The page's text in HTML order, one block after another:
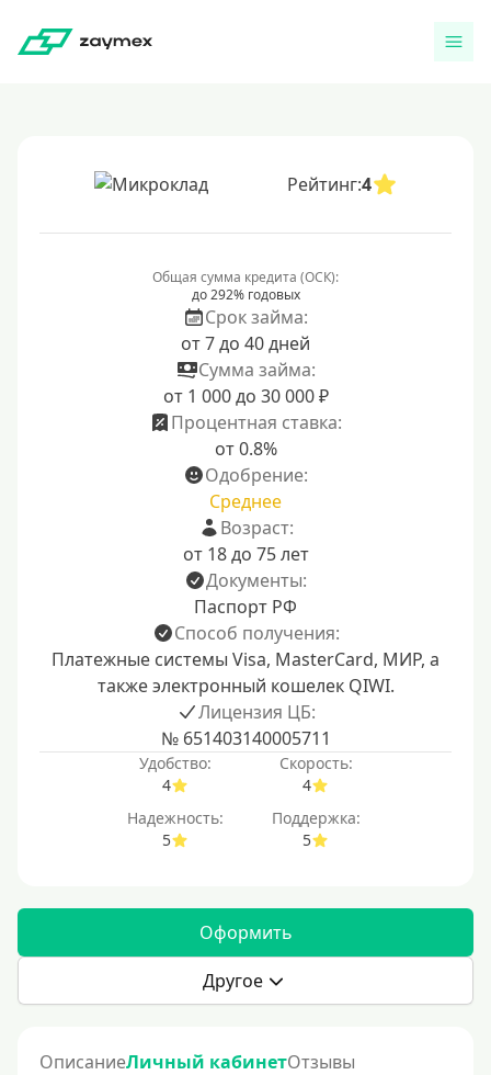
Рейтинг:4
Общая сумма кредита (ОСК):
до 292% годовых
Срок займа:
от 7 до 40 дней
Сумма займа:
от 1 000 до 30 000 ₽
Процентная ставка:
от 0.8%
Одобрение:
Среднее
Возраст:
от 18 до 75 лет
Документы:
Паспорт РФ
Способ получения:
Платежные системы Visa, MasterCard, МИР, а
также электронный кошелек QIWI.
Лицензия ЦБ:
№ 651403140005711
Удобство:
4
Скорость:
4
Надежность:
5
Поддержка:
5
Оформить
Другое
ОписаниеЛичный кабинетОтзывы